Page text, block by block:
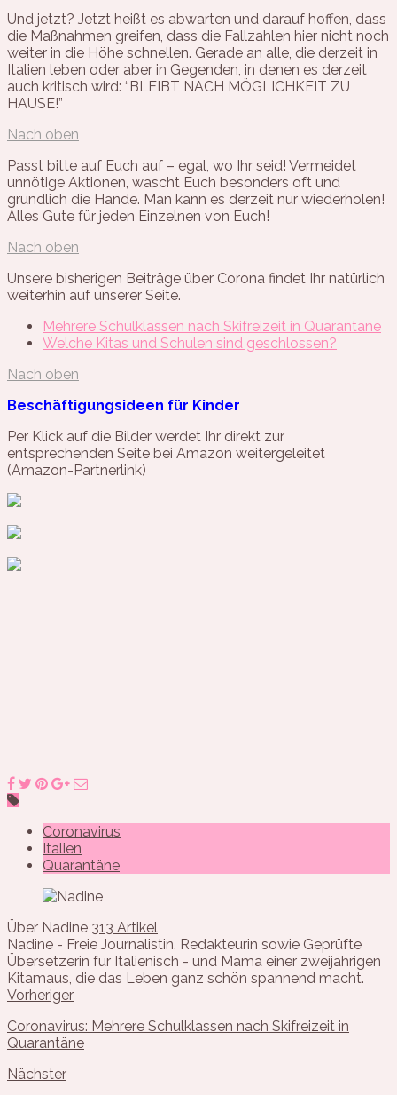
Und jetzt? Jetzt heißt es abwarten und darauf hoffen, dass
die Maßnahmen greifen, dass die Fallzahlen hier nicht noch
weiter in die Höhe schnellen. Gerade an alle, die derzeit in
Italien leben oder aber in Gegenden, in denen es derzeit
auch kritisch wird: “BLEIBT NACH MÖGLICHKEIT ZU
HAUSE!”
Nach oben
Passt bitte auf Euch auf – egal, wo Ihr seid! Vermeidet
unnötige Aktionen, wascht Euch besonders oft und
gründlich die Hände. Man kann es derzeit nur wiederholen!
Alles Gute für jeden Einzelnen von Euch!
Nach oben
Unsere bisherigen Beiträge über Corona findet Ihr natürlich
weiterhin auf unserer Seite.
Mehrere Schulklassen nach Skifreizeit in Quarantäne
Welche Kitas und Schulen sind geschlossen?
Nach oben
Beschäftigungsideen für Kinder
Per Klick auf die Bilder werdet Ihr direkt zur
entsprechenden Seite bei Amazon weitergeleitet
(Amazon-Partnerlink)
Coronavirus
Italien
Quarantäne
Über Nadine 313 Artikel
Nadine - Freie Journalistin, Redakteurin sowie Geprüfte
Übersetzerin für Italienisch - und Mama einer zweijährigen
Kitamaus, die das Leben ganz schön spannend macht.
Vorheriger
Coronavirus: Mehrere Schulklassen nach Skifreizeit in
Quarantäne
Nächster